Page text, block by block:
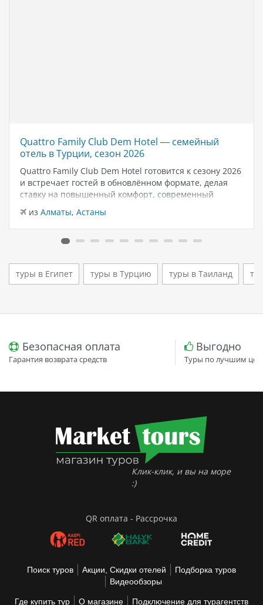
Quattro Family Club Dem Hotel — семейный
отель в Турции, сезон 2026
Quattro Family Club Dem Hotel готовится к сезону 2026
и встречает гостей в обновлённом формате, делая
ставку на повышенный комфорт, современный
дизайн и атмосферу спокойного семейного отдыха у
моря. Отель остаётся популярным выбором для тех,
кто ищет семейный отель в…
из Алматы, Астаны
туры в Египет туры в Турцию туры в Таиланд
Безопасная оплата
Гарантия возврата средств
Выгодно
Туры по лучшим
Клик-клик, и вы на море
:)
QR оплата - Рассрочка
Поиск туров Акции, Скидки отелей
Подборка туров
Видеообзоры
Где купить тур О магазине Подключение для турагентств